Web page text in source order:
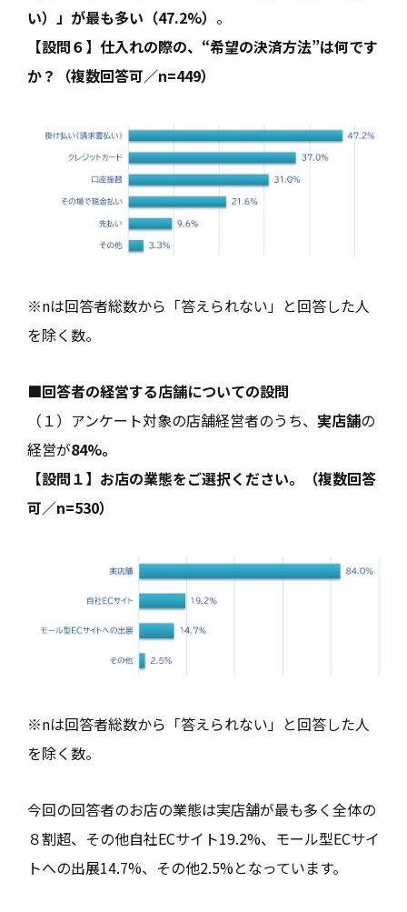
い）」が最も多い（47.2%） 。
【設問６】仕入れの際の、“希望の決済方法”は何です
か？（複数回答可／n=449）
※nは回答者総数から「答えられない」と回答した人
を除く数。
■回答者の経営する店舗についての設問
（１）アンケート対象の店舗経営者のうち、 実店舗の
経営が84%。
【設問１】お店の業態をご選択ください。（複数回答
可／n=530）
※nは回答者総数から「答えられない」と回答した人
を除く数。
今回の回答者のお店の業態は実店舗が最も多く全体の
８割超、その他自社ECサイト19.2%、モール型ECサイ
トへの出展14.7%、その他2.5%となっています。